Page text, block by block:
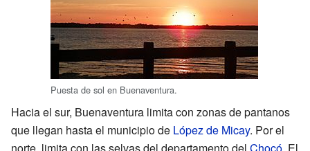
Puesta de sol en Buenaventura.
Hacia el sur, Buenaventura limita con zonas de pantanos
que llegan hasta el municipio de López de Micay. Por el
norte, limita con las selvas del departamento del Chocó. El